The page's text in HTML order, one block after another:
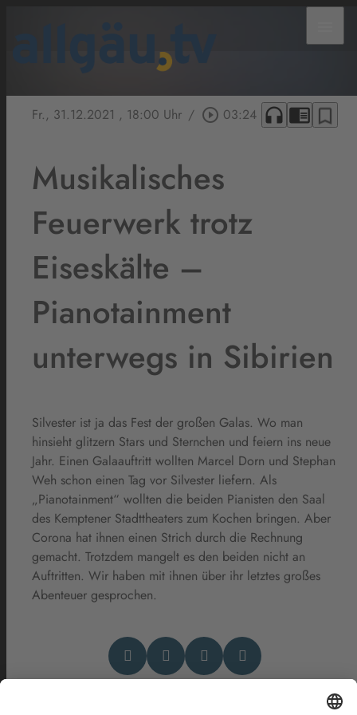
Fr., 31.12.2021 , 18:00 Uhr / play_circle_outline 03:24 headphones chrome_reader_mode bookmark_border
Musikalisches
Feuerwerk trotz
Eiseskälte –
Pianotainment
unterwegs in Sibirien
Silvester ist ja das Fest der großen Galas. Wo man
hinsieht glitzern Stars und Sternchen und feiern ins neue
Jahr. Einen Galaauftritt wollten Marcel Dorn und Stephan
Weh schon einen Tag vor Silvester liefern. Als
„Pianotainment“ wollten die beiden Pianisten den Saal
des Kemptener Stadttheaters zum Kochen bringen. Aber
Corona hat ihnen einen Strich durch die Rechnung
gemacht. Trotzdem mangelt es den beiden nicht an
Auftritten. Wir haben mit ihnen über ihr letztes großes
Abenteuer gesprochen.